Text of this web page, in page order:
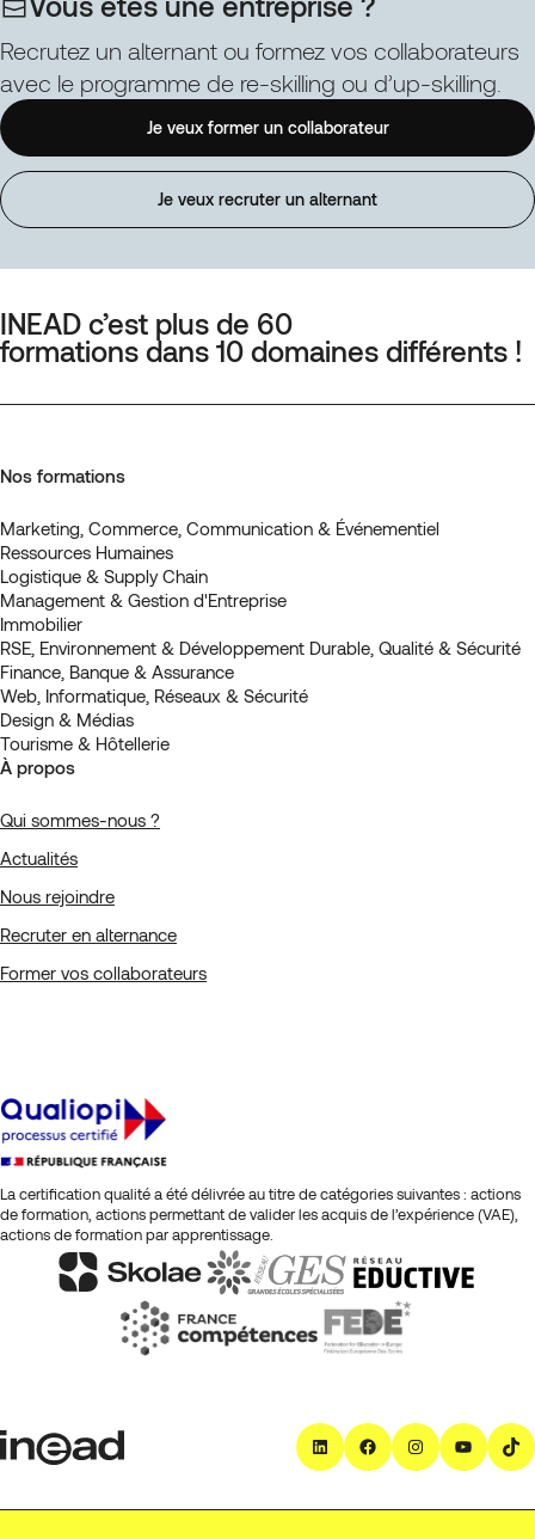
Recrutez un alternant ou formez vos collaborateurs
avec le programme de re-skilling ou d’up-skilling.
Je veux former un collaborateur
Je veux recruter un alternant
INEAD c’est plus de 60
formations dans 10 domaines différents !
Nos formations
Marketing, Commerce, Communication & Événementiel
Ressources Humaines
Logistique & Supply Chain
Management & Gestion d'Entreprise
Immobilier
RSE, Environnement & Développement Durable, Qualité & Sécurité
Finance, Banque & Assurance
Web, Informatique, Réseaux & Sécurité
Design & Médias
Tourisme & Hôtellerie
À propos
Qui sommes-nous ?
Actualités
Nous rejoindre
Recruter en alternance
Former vos collaborateurs
La certification qualité a été délivrée au titre de catégories suivantes : actions
de formation, actions permettant de valider les acquis de l’expérience (VAE),
actions de formation par apprentissage.
LinkedIn
Facebook